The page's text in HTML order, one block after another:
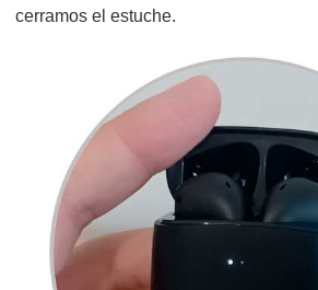
cerramos el estuche.